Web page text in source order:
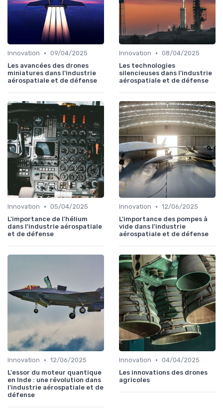
Innovation • 09/04/2025
Les avancées des drones
miniatures dans l'industrie
aérospatiale et de défense
Innovation • 08/04/2025
Les technologies
silencieuses dans l'industrie
aérospatiale et de défense
Innovation • 05/04/2025
L'importance de l'hélium
dans l'industrie aérospatiale
et de défense
Innovation • 12/06/2025
L'importance des pompes à
vide dans l'industrie
aérospatiale et de défense
Innovation • 12/06/2025
L'essor du moteur quantique
en Inde : une révolution dans
l'industrie aérospatiale et de
défense
Innovation • 04/04/2025
Les innovations des drones
agricoles